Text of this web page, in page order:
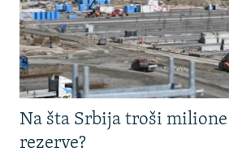
Na šta Srbija troši
rezerve?